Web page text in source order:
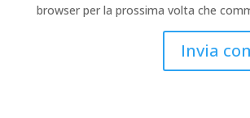
browser per la prossima volta che